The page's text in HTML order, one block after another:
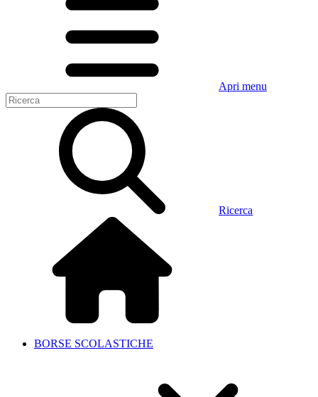
Apri menu
Ricerca
BORSE SCOLASTICHE